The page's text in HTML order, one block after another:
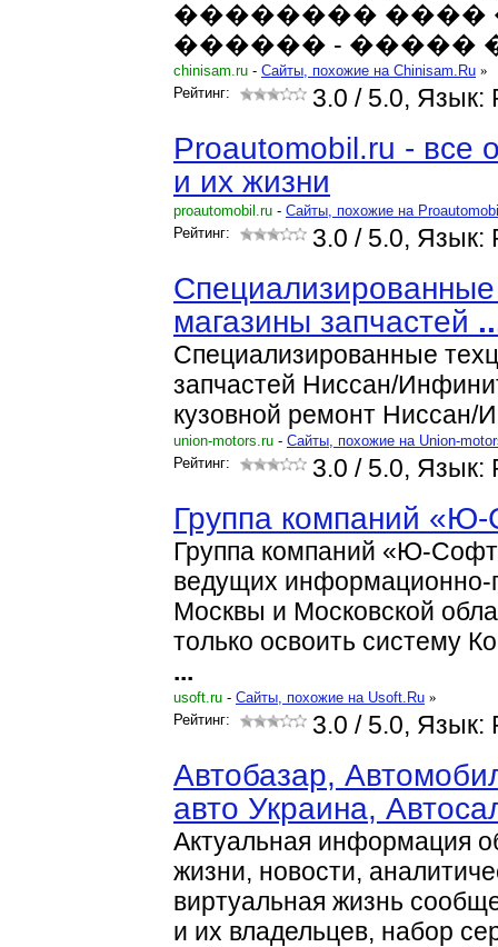
�������� ����
������ - �����
chinisam.ru - Cайты, похожие на Chinisam.Ru »
Рейтинг:
3.0 / 5.0, Язык:
Proautomobil.ru - все
и их жизни
proautomobil.ru - Cайты, похожие на
Рейтинг:
3.0 / 5.0, Язык:
магазины запчастей
Специализированные
запчастей Ниссан/
кузовной ремонт Ниссан/
union-motors.ru - Cайты, похожие на Union-
Рейтинг:
3.0 / 5.0, Язык:
Группа компаний
Группа компаний «Ю-
ведущих информационно-
Москвы и Московской
только освоить систему
...
usoft.ru - Cайты, похожие на Usoft.Ru »
Рейтинг:
3.0 / 5.0, Язык:
Автобазар,
авто Украина,
Актуальная информация
жизни, новости,
виртуальная жизнь
и их владельцев, набор